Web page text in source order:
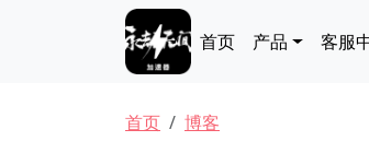
Main navigation
首页 产品 客服
面包屑
首页 博客